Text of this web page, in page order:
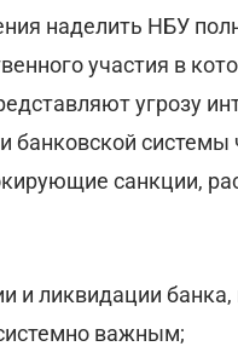
наделить НБУ
участия в
угрозу
банковской
санкции,
и ликвидации
важным;